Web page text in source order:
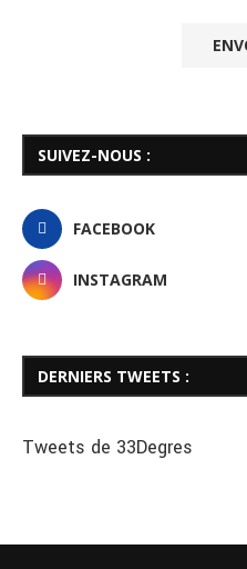
SUIVEZ-NOUS :
FACEBOOK
INSTAGRAM
DERNIERS TWEETS :
Tweets de 33Degres